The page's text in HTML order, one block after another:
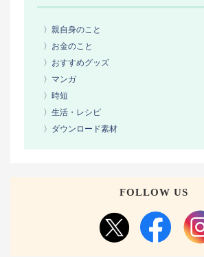
〉親自身のこと
〉お金のこと
〉おすすめグッズ
〉マンガ
〉時短
〉生活・レシピ
〉ダウンロード素材
FOLLOW US